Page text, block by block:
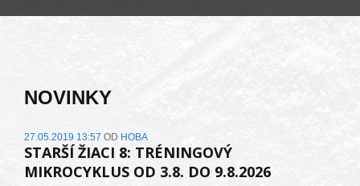
NOVINKY
27.05.2019 13:57 OD HOBA
STARŠÍ ŽIACI 8: TRÉNINGOVÝ
MIKROCYKLUS OD 3.8. DO 9.8.2026